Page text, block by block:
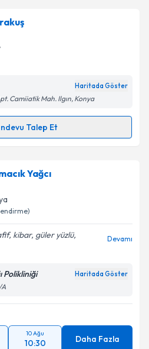
Talebini Gönder
randevu takvimi talebi oluşturun.
almanız için bir takvim
ile bilgilendireceğiz.
işlenmesine ilişkin
ve kişisel verilerimin belirtilen
Talebini Gönder
Haritada Göster
Camiiatik Mah. Ilgın, Konya
Talep Et
Talebi
randevu takvimi talebi
randevu almanız için bir
e-posta ile bilgilendireceğiz.
işlenmesine ilişkin
Aydınlatma
ve kişisel verilerimin belirtilen
kabul ediyorum.
Talebini Gönder
Yağcı
kibar, güler yüzlü,
Devamı
Polikliniği Haritada Göster
A
10 Ağu
10:30 Daha Fazla